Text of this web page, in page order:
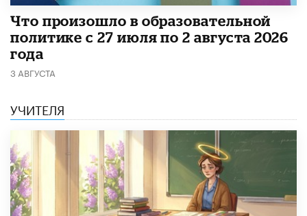
​Что произошло в образовательной
политике с 27 июля по 2 августа 2026
года
3 АВГУСТА
УЧИТЕЛЯ